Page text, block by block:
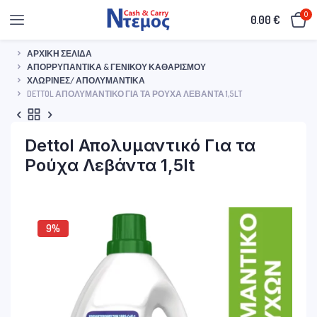
0.00€ 0
ΑΡΧΙΚΉ ΣΕΛΊΔΑ
ΑΠΟΡΡΥΠΑΝΤΙΚΆ & ΓΕΝΙΚΟΎ ΚΑΘΑΡΙΣΜΟΎ
ΧΛΩΡΊΝΕΣ/ ΑΠΟΛΥΜΑΝΤΙΚΆ
DETTOL ΑΠΟΛΥΜΑΝΤΙΚΌ ΓΙΑ ΤΑ ΡΟΎΧΑ ΛΕΒΆΝΤΑ 1,5LT
Dettol Απολυμαντικό Για τα
Ρούχα Λεβάντα 1,5lt
9%